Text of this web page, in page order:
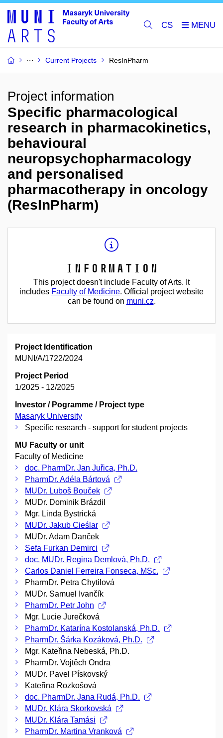
CS
Current Projects ResInPharm
Project information
Specific pharmacological
research in pharmacokinetics,
behavioural
neuropsychopharmacology
and personalised
pharmacotherapy in oncology
(ResInPharm)
Information
This project doesn't include Faculty of Arts. It
includes Faculty of Medicine. Official project website
can be found on muni.cz.
Project Identification
MUNI/A/1722/2024
Project Period
1/2025 - 12/2025
Investor / Pogramme / Project type
Masaryk University
Specific research - support for student projects
MU Faculty or unit
Faculty of Medicine
doc. PharmDr. Jan Juřica, Ph.D.
PharmDr. Adéla Bártová
MUDr. Luboš Bouček
MUDr. Dominik Brázdil
Mgr. Linda Bystrická
MUDr. Jakub Cieślar
MUDr. Adam Danček
Sefa Furkan Demirci
doc. MUDr. Regina Demlová, Ph.D.
Carlos Daniel Ferreira Fonseca, MSc.
PharmDr. Petra Chytilová
MUDr. Samuel Ivančík
PharmDr. Petr John
Mgr. Lucie Jurečková
PharmDr. Katarína Kostolanská, Ph.D.
PharmDr. Šárka Kozáková, Ph.D.
Mgr. Kateřina Nebeská, Ph.D.
PharmDr. Vojtěch Ondra
MUDr. Pavel Pískovský
Kateřina Rozkošová
doc. PharmDr. Jana Rudá, Ph.D.
MUDr. Klára Skorkovská
MUDr. Klára Tamási
PharmDr. Martina Vranková